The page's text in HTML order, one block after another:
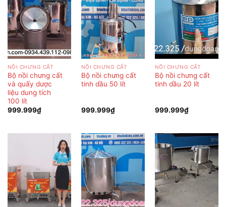
NỒI CHƯNG CẤT
Bộ nồi chưng cất
và quấy dược
liệu dung tích
100 lít
999.999₫
NỒI CHƯNG CẤT
Bộ nồi chưng cất
tinh dầu 50 lít
999.999₫
NỒI CHƯNG CẤT
Bộ nồi chưng cất
tinh dầu 20 lít
999.999₫